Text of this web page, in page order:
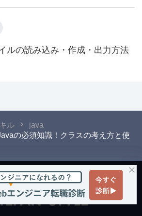
ルの読み込み・作成・出力方法
ル
java
の必須知識！クラスの考え方と使